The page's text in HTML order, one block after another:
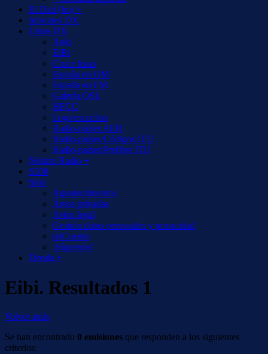
El Dial (fm) +
Informes DX
Listas DX
Aoki
EiBi
Cruce listas
España en OM
España en FM
Galería QSL
HFCC
Logs/escuchas
Radio-países AER
Radio-países/Códigos ITU
Radio-países/Prefijos ITU
Notizie Radio +
S500
Sitio
Agradecimientos
Áreas privadas
Aviso legal
Gestión datos personales y privacidad
miCuenta
¡Síguenos!
Tienda +
Eibi. Resultados 1
Volver atrás
Se han encontrado 0 emisiones que responden a los siguientes
criterios: